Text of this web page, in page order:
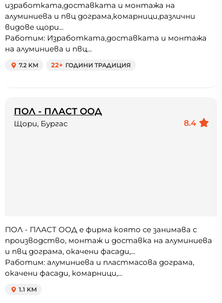
изработката,доставката и монтажа на
алуминиева и пвц дограма,комарници,различни
видове щори...
Работим: Изработката,доставката и монтажа
на алуминиева и пвц...
7.2 KM 22+ ГОДИНИ ТРАДИЦИЯ
ПОЛ - ПЛАСТ ООД
8.4
Щори, Бургас
ПОЛ - ПЛАСТ ООД е фирма която се занимава с
производство, монтаж и доставка на алуминиева
и пвц дограма, окачени фасади,...
Работим: алуминиева и пластмасова дограма,
окачени фасади, комарници,...
1.1 KM